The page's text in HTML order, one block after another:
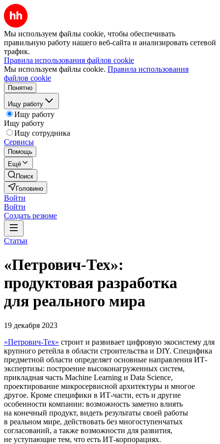
Мы используем файлы cookie, чтобы обеспечивать
правильную работу нашего веб-сайта и анализировать сетевой
трафик.
Правила использования файлов cookie
Мы используем файлы cookie. Правила использования
файлов cookie
Понятно
Ищу работу
Ищу работу
Ищу работу
Ищу сотрудника
Сервисы
Помощь
Ещё
Поиск
Головино
Войти
Войти
Создать резюме
Статьи
«Петрович-Тех»:
продуктовая разработка
для реального мира
19 декабря 2023
«Петрович-Тех» строит и развивает цифровую экосистему для
крупного ретейла в области строительства и DIY. Специфика
предметной области определяет основные направления ИТ-
экспертизы: построение высоконагруженных систем,
прикладная часть Machine Learning и Data Science,
проектирование микросервисной архитектуры и многое
другое. Кроме специфики в ИТ-части, есть и другие
особенности компании: возможность заметно влиять
на конечный продукт, видеть результаты своей работы
в реальном мире, действовать без многоступенчатых
согласований, а также возможности для развития,
не уступающие тем, что есть ИТ-корпорациях.